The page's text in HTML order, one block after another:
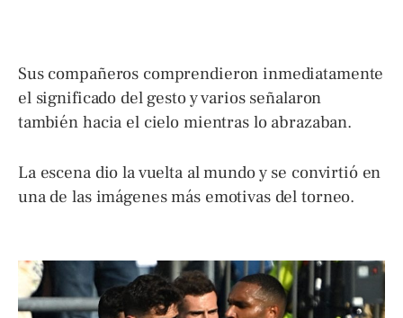
Sus compañeros comprendieron inmediatamente
el significado del gesto y varios señalaron
también hacia el cielo mientras lo abrazaban.
La escena dio la vuelta al mundo y se convirtió en
una de las imágenes más emotivas del torneo.